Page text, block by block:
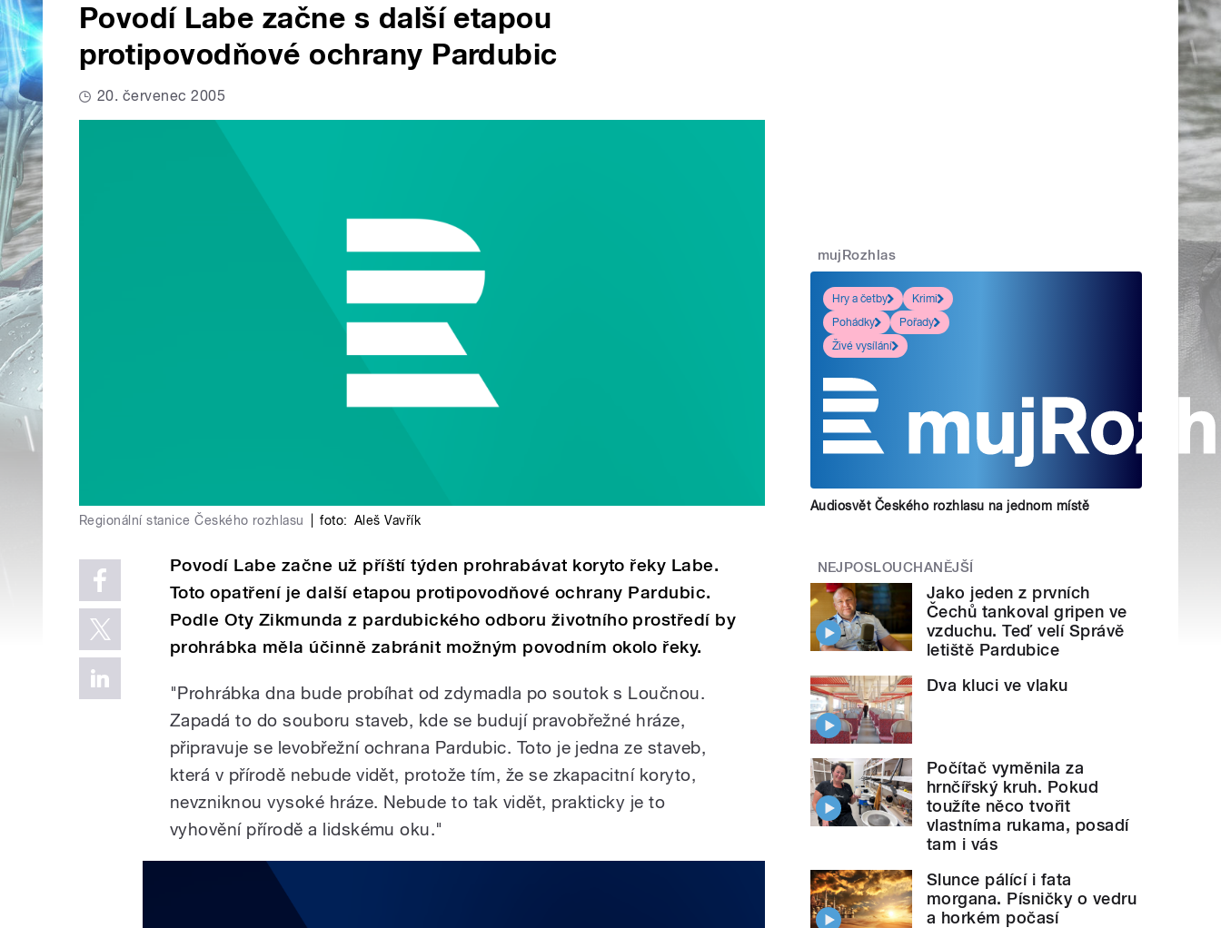
Povodí Labe začne s další etapou
protipovodňové ochrany Pardubic
20. červenec 2005
Regionální stanice Českého rozhlasu foto: Aleš Vavřík
Povodí Labe začne už příští týden prohrabávat koryto řeky Labe.
Toto opatření je další etapou protipovodňové ochrany Pardubic.
Podle Oty Zikmunda z pardubického odboru životního prostředí by
prohrábka měla účinně zabránit možným povodním okolo řeky.
"Prohrábka dna bude probíhat od zdymadla po soutok s Loučnou.
Zapadá to do souboru staveb, kde se budují pravobřežné hráze,
připravuje se levobřežní ochrana Pardubic. Toto je jedna ze staveb,
která v přírodě nebude vidět, protože tím, že se zkapacitní koryto,
nevzniknou vysoké hráze. Nebude to tak vidět, prakticky je to
vyhovění přírodě a lidskému oku."
mujRozhlas
Hry a četby
Krimi
Pohádky
Pořady
Živé vysílání
Audiosvět Českého rozhlasu na jednom místě
NEJPOSLOUCHANĚJŠÍ
Jako jeden z prvních
Čechů tankoval gripen ve
vzduchu. Teď velí Správě
letiště Pardubice
Dva kluci ve vlaku
Počítač vyměnila za
hrnčířský kruh. Pokud
toužíte něco tvořit
vlastníma rukama, posadí
tam i vás
Slunce pálící i fata
morgana. Písničky o vedru
a horkém počasí